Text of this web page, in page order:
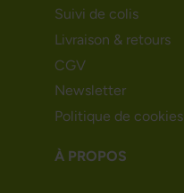
Suivi de colis
Livraison & retours
CGV
Newsletter
Politique de cookies
À PROPOS